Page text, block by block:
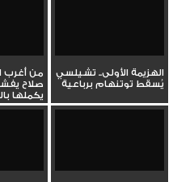
الهزيمة الأولى.. تشيلسي
يُسقط توتنهام برباعية
من أغرب
صلاح
يكملها